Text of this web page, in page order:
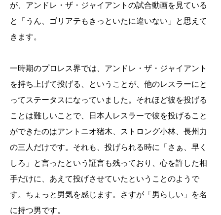
が、アンドレ・ザ・ジャイアントの試合動画を見ている
と「うん、ゴリアテもきっといたに違いない」と思えて
きます。
一時期のプロレス界では、アンドレ・ザ・ジャイアント
を持ち上げて投げる、ということが、他のレスラーにと
ってステータスになっていました。それほど彼を投げる
ことは難しいことで、日本人レスラーで彼を投げること
ができたのはアントニオ猪木、ストロング小林、長州力
の三人だけです。それも、投げられる時に「さぁ、早く
しろ」と言ったという証言も残っており、心を許した相
手だけに、あえて投げさせていたということのようで
す。ちょっと男気を感じます。さすが「男らしい」を名
に持つ男です。